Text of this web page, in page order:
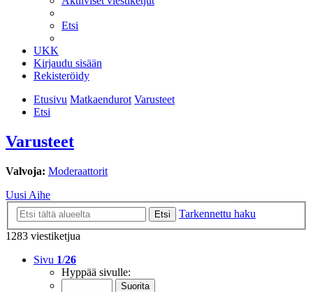
Etsi
UKK
Kirjaudu sisään
Rekisteröidy
Etusivu Matkaendurot Varusteet
Etsi
Varusteet
Valvoja: Moderaattorit
Uusi Aihe
Etsi
Tarkennettu haku
1283 viestiketjua
Sivu 1/26
Hyppää sivulle: